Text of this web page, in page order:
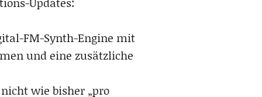
FM-Synth-Engine mit
und eine zusätzliche
wie bisher „pro